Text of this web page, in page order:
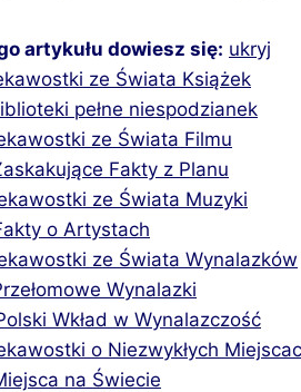
artykułu dowiesz się: ukryj
ze Świata Książek
pełne niespodzianek
ze Świata Filmu
Fakty z Planu
ze Świata Muzyki
o Artystach
ze Świata Wynalazków
Wynalazki
Wkład w Wynalazczość
o Niezwykłych
na Świecie